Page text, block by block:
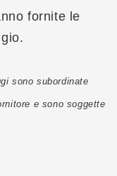
fornite le
sono subordinate
e sono soggette